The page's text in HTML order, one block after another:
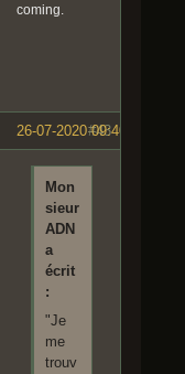
coming.
#43
26-07-2020 09:40:04
Mon
sieur
ADN
a
écrit
:
"Je
me
trouv